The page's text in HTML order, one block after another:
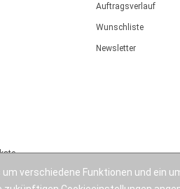
Auftragsverlauf
Wunschliste
Newsletter
verschiedene Funktionen und ein